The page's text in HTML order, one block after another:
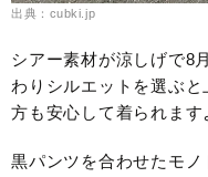
出典：cubki.jp
シアー素材が涼しげで8
わりシルエットを選ぶ
方も安心して着られます
黒パンツを合わせたモ